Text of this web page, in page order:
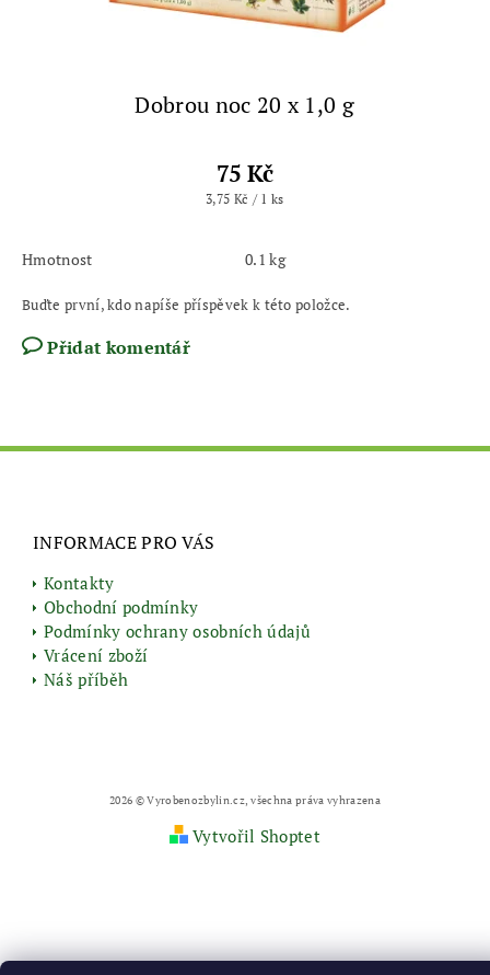
Dobrou noc 20 x 1,0 g
75 Kč
3,75 Kč / 1 ks
Hmotnost 0.1 kg
Buďte první, kdo napíše příspěvek k této položce.
Přidat komentář
INFORMACE PRO VÁS
Kontakty
Obchodní podmínky
Podmínky ochrany osobních údajů
Vrácení zboží
Náš příběh
2026 © Vyrobenozbylin.cz, všechna práva vyhrazena
Vytvořil Shoptet